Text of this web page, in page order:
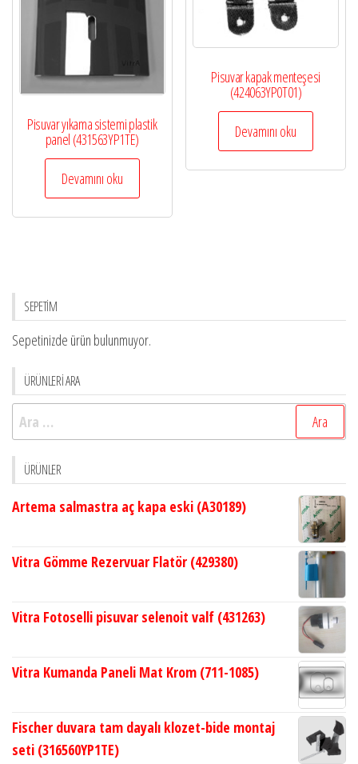
Pisuvar yıkama sistemi plastik
panel (431563YP1TE)
Devamını oku
Pisuvar kapak menteşesi
(424063YP0T01)
Devamını oku
SEPETİM
Sepetinizde ürün bulunmuyor.
ÜRÜNLERİ ARA
Arama:
ÜRÜNLER
Artema salmastra aç kapa eski (A30189)
Vitra Gömme Rezervuar Flatör (429380)
Vitra Fotoselli pisuvar selenoit valf (431263)
Vitra Kumanda Paneli Mat Krom (711-1085)
Fischer duvara tam dayalı klozet-bide montaj
seti (316560YP1TE)